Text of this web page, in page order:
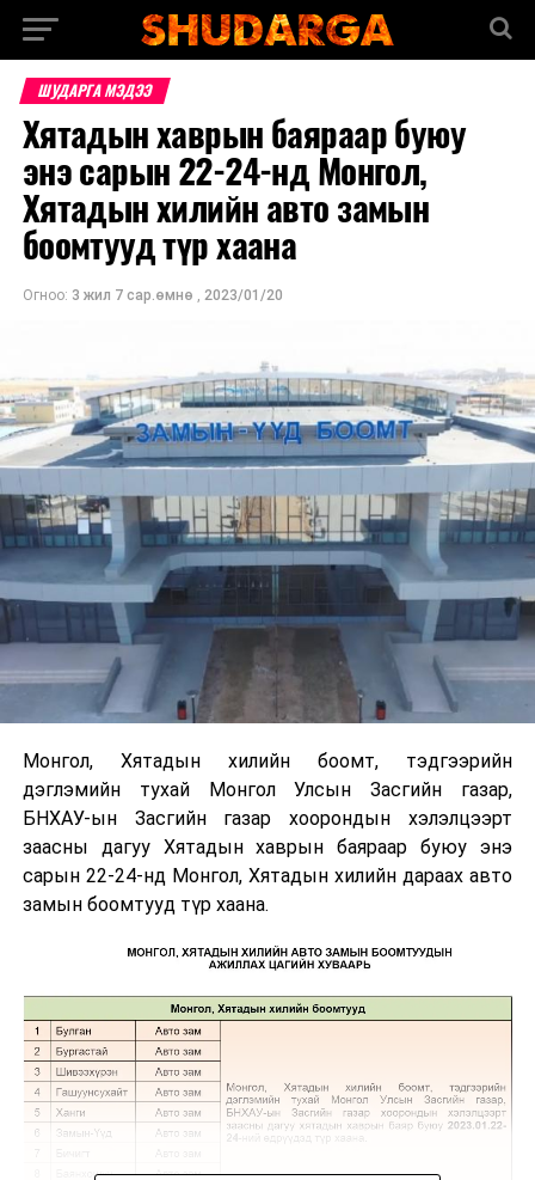
ШУДАРГА МЭДЭЭ
Хятадын хаврын баяраар буюу
энэ сарын 22-24-нд Монгол,
Хятадын хилийн авто замын
боомтууд түр хаана
Огноо: 3 жил 7 сар.өмнө , 2023/01/20
Монгол, Хятадын хилийн боомт, тэдгээрийн
дэглэмийн тухай Монгол Улсын Засгийн газар,
БНХАУ-ын Засгийн газар хоорондын хэлэлцээрт
заасны дагуу Хятадын хаврын баяраар буюу энэ
сарын 22-24-нд Монгол, Хятадын хилийн дараах авто
замын боомтууд түр хаана.